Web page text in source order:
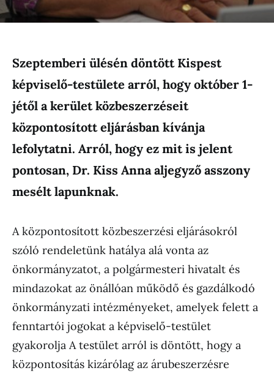
Szeptemberi ülésén döntött Kispest
képviselő-testülete arról, hogy október 1-
jétől a kerület közbeszerzéseit
központosított eljárásban kívánja
lefolytatni. Arról, hogy ez mit is jelent
pontosan, Dr. Kiss Anna aljegyző asszony
mesélt lapunknak.
A központosított közbeszerzési eljárásokról
szóló rendeletünk hatálya alá vonta az
önkormányzatot, a polgármesteri hivatalt és
mindazokat az önállóan működő és gazdálkodó
önkormányzati intézményeket, amelyek felett a
fenntartói jogokat a képviselő-testület
gyakorolja A testület arról is döntött, hogy a
központosítás kizárólag az árubeszerzésre